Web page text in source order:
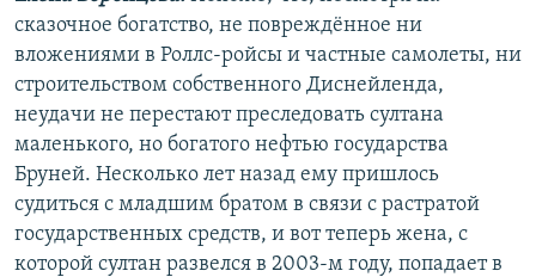
сказочное богатство, не повреждённое ни
вложениями в Роллс-ройсы и частные самолеты, ни
строительством собственного Диснейленда,
неудачи не перестают преследовать султана
маленького, но богатого нефтью государства
Бруней. Несколько лет назад ему пришлось
судиться с младшим братом в связи с растратой
государственных средств, и вот теперь жена, с
которой султан развелся в 2003-м году, попадает в